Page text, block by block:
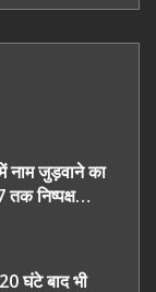
नाम जुड़वाने का
तक निष्पक्ष
घंटे बाद भी